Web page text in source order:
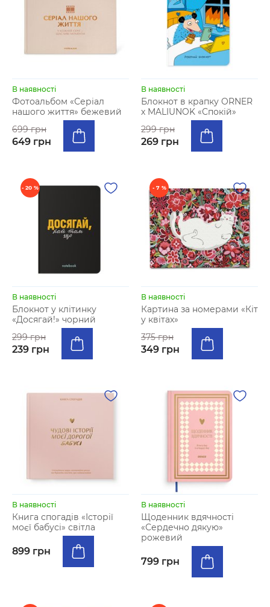
В наявності
Фотоальбом «Серіал
нашого життя» бежевий
699 грн
649 грн
В наявності
Блокнот в крапку ORNER
х MALIUNOK «Спокій»
299 грн
269 грн
- 20 %
В наявності
Блокнот у клітинку
«Досягай!» чорний
299 грн
239 грн
- 7 %
В наявності
Картина за номерами «Кіт
у квітах»
375 грн
349 грн
В наявності
Книга спогадів «Історії
моєї бабусі» світла
899 грн
В наявності
Щоденник вдячності
«Сердечно дякую»
рожевий
799 грн